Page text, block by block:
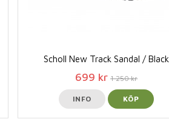
Scholl New Track Sandal / Black
699 kr 1 250 kr
INFO KÖP